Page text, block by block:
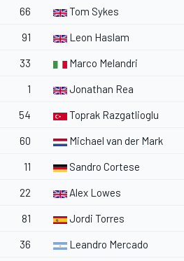
66 Tom Sykes
91 Leon Haslam
33 Marco Melandri
1 Jonathan Rea
54 Toprak Razgatlioglu
60 Michael van der Mark
11 Sandro Cortese
22 Alex Lowes
81 Jordi Torres
36 Leandro Mercado